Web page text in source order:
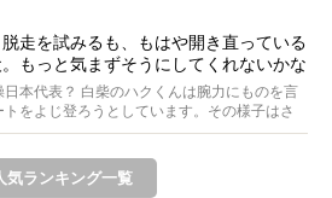
脱走を試みるも、もはや開き直っている
もっと気まずそうにしてくれないかな
あり】
日本代表？ 白柴のハクくんは腕力にものを言
トをよじ登ろうとしています。その様子はさ
気ランキング一覧